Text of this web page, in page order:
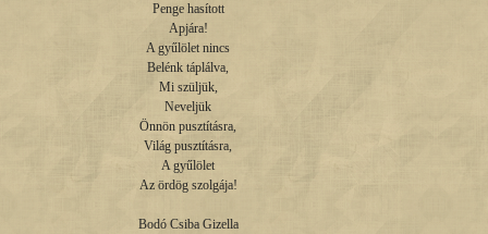
Penge hasított
Apjára!
A gyűlölet nincs
Belénk táplálva,
Mi szüljük,
Neveljük
Önnön pusztításra,
Világ pusztításra,
A gyűlölet
Az ördög szolgája!
Bodó Csiba Gizella